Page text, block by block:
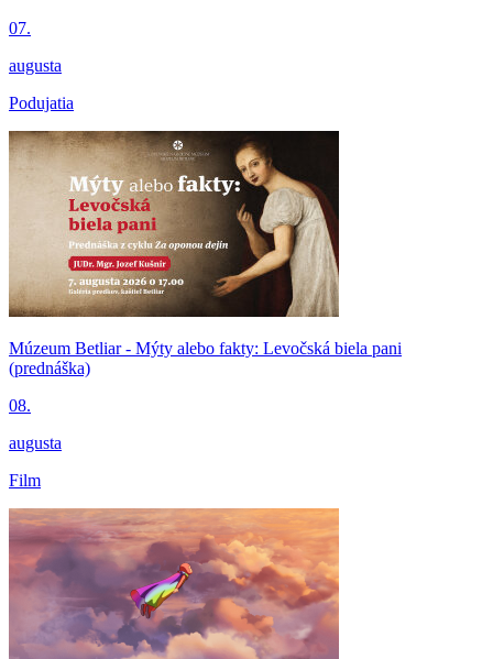
07.
augusta
Podujatia
Múzeum Betliar - Mýty alebo fakty: Levočská biela pani
(prednáška)
08.
augusta
Film